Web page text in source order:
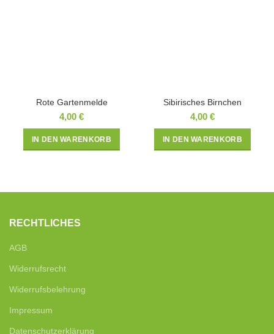
Rote Gartenmelde
4,00 €
IN DEN WARENKORB
Sibirisches Birnchen
4,00 €
IN DEN WARENKORB
RECHTLICHES
AGB
Widerrufsrecht
Widerrufsbelehrung
Impressum
Datenschutzerklärung